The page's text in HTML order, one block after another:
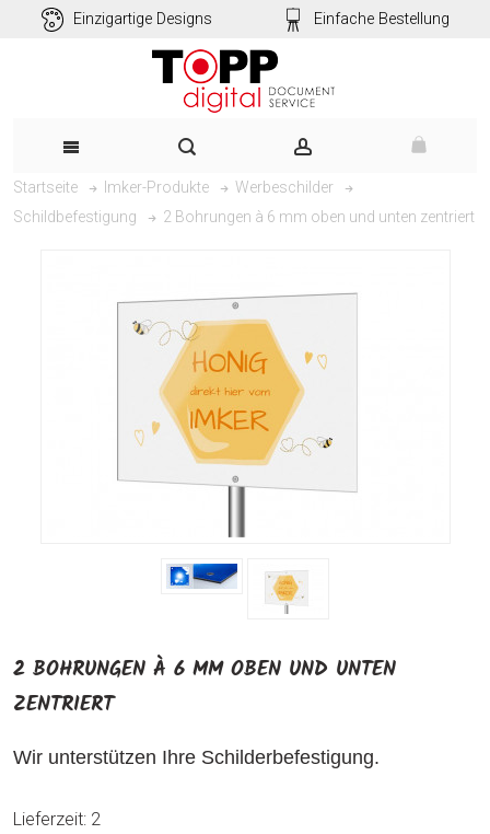
Einzigartige Designs Einfache Bestellung
Startseite Imker-Produkte
Werbeschilder
Schildbefestigung
2 Bohrungen à 6 mm oben und unten zentriert
2 BOHRUNGEN À 6 MM OBEN UND UNTEN
ZENTRIERT
Wir unterstützen Ihre Schilderbefestigung.
Lieferzeit: 2